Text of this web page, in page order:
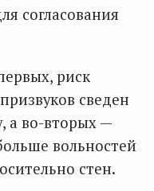
согласования
риск
сведен
а во-вторых —
вольностей
стен.